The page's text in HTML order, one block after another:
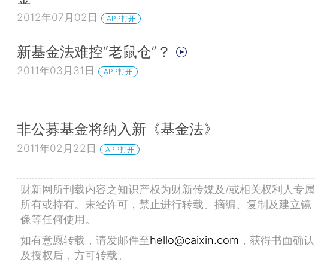
2012年07月02日 APP打开
新基金法难控“老鼠仓”？
2011年03月31日 APP打开
非公募基金将纳入新《基金法》
2011年02月22日 APP打开
财新网所刊载内容之知识产权为财新传媒及/或相关权利人专属
所有或持有。未经许可，禁止进行转载、摘编、复制及建立镜
像等任何使用。
如有意愿转载，请发邮件至hello@caixin.com ，获得书面确认
及授权后，方可转载。